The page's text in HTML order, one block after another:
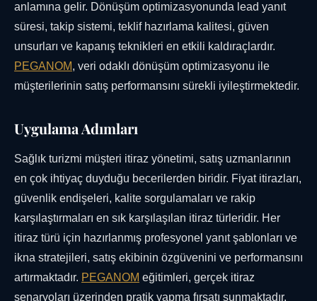
anlamına gelir. Dönüşüm optimizasyonunda lead yanıt
süresi, takip sistemi, teklif hazırlama kalitesi, güven
unsurları ve kapanış teknikleri en etkili kaldıraçlardır.
PEGANOM, veri odaklı dönüşüm optimizasyonu ile
müşterilerinin satış performansını sürekli iyileştirmektedir.
Uygulama Adımları
Sağlık turizmi müşteri itiraz yönetimi, satış uzmanlarının
en çok ihtiyaç duyduğu becerilerden biridir. Fiyat itirazları,
güvenlik endişeleri, kalite sorgulamaları ve rakip
karşılaştırmaları en sık karşılaşılan itiraz türleridir. Her
itiraz türü için hazırlanmış profesyonel yanıt şablonları ve
ikna stratejileri, satış ekibinin özgüvenini ve performansını
artırmaktadır. PEGANOM eğitimleri, gerçek itiraz
senaryoları üzerinden pratik yapma fırsatı sunmaktadır.